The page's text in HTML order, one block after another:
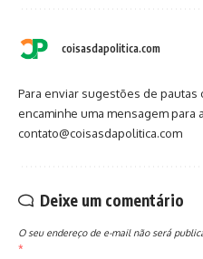
coisasdapolitica.com
Para enviar sugestões de pautas
encaminhe uma mensagem para
contato@coisasdapolitica.com
Deixe um comentário
O seu endereço de e-mail não será
*